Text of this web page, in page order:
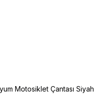
Motosiklet Çantası Siyah